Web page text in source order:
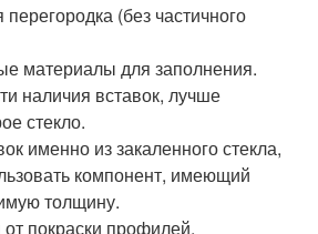
(без частичного
материалы для заполнения.
наличия вставок, лучше
стекло.
именно из закаленного стекла,
компонент, имеющий
толщину.
покраски профилей,